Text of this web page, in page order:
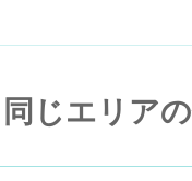
同じエリア